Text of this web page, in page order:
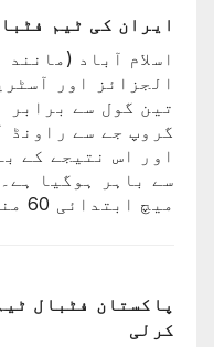
کیساتھ
کا
ورلڈ
کپ
کا
سفر
اختتام
پذیر
ایران کی ٹیم
اسلام آباد
الجزائز اور
تین گول سے برابر
اور اس نتیجے کے
سے باہر ہوگیا
میچ ابتدائی 60 منٹ تک…
پاکستان فٹبال
کرلی